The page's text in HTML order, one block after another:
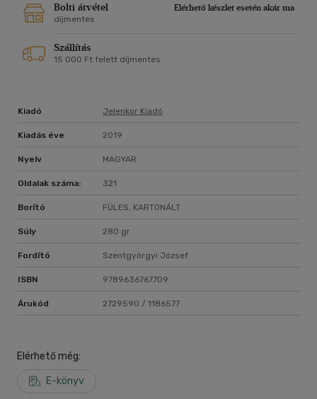
Bolti átvétel
Elérhető készlet esetén akár ma
díjmentes
Szállítás
15 000 Ft felett díjmentes
Kiadó Jelenkor Kiadó
Kiadás éve 2019
Nyelv MAGYAR
Oldalak száma: 321
Borító FÜLES, KARTONÁLT
Súly 280 gr
Fordító Szentgyörgyi József
ISBN 9789636767709
Árukód 2729590 / 1186577
Elérhető még:
E-könyv